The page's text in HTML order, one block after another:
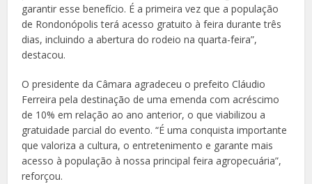
garantir esse benefício. É a primeira vez que a população
de Rondonópolis terá acesso gratuito à feira durante três
dias, incluindo a abertura do rodeio na quarta-feira”,
destacou.
O presidente da Câmara agradeceu o prefeito Cláudio
Ferreira pela destinação de uma emenda com acréscimo
de 10% em relação ao ano anterior, o que viabilizou a
gratuidade parcial do evento. “É uma conquista importante
que valoriza a cultura, o entretenimento e garante mais
acesso à população à nossa principal feira agropecuária”,
reforçou.